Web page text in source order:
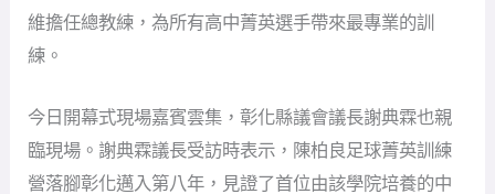
維擔任總教練，為所有高中菁英選手帶來最專業的訓
練。
今日開幕式現場嘉賓雲集，彰化縣議會議長謝典霖也親
臨現場。謝典霖議長受訪時表示，陳柏良足球菁英訓練
營落腳彰化邁入第八年，見證了首位由該學院培養的中